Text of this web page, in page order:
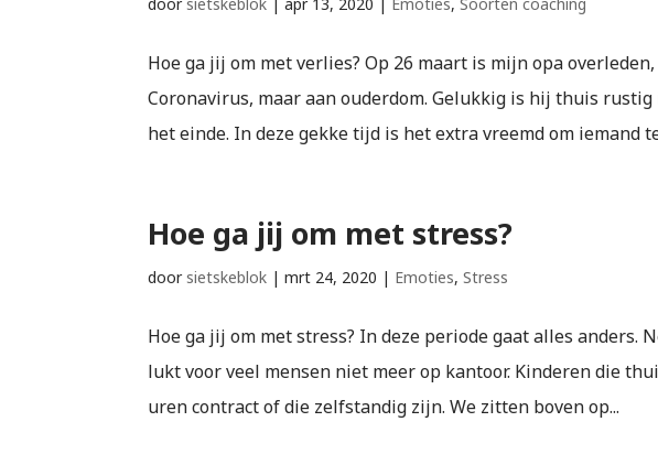
Hoe ga jij om met verlies? Op 26 maart is mijn opa
Coronavirus, maar aan ouderdom. Gelukkig is hij thuis
het einde. In deze gekke tijd is het extra vreemd om iemand
Hoe ga jij om met stress?
doorsietskeblok |mrt 24, 2020 | Emoties,Stress
Hoe ga jij om met stress? In deze periode gaat alles anders.
lukt voor veel mensen niet meer op kantoor. Kinderen die
uren contract of die zelfstandig zijn. We zitten boven op...